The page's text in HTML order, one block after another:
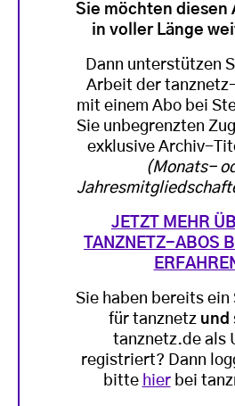
Sie möchten diesen
in voller Länge
Dann unterstützen
Arbeit der
mit einem Abo bei
Sie unbegrenzten
exklusive Archiv-
(Monats-
JETZT MEHR
TANZNETZ-ABOS
Sie haben bereits
für tanznetz und
tanznetz.de als
registriert? Dann
bitte hierbei